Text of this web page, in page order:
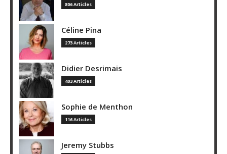
806 Articles
Céline Pina
273 Articles
Didier Desrimais
403 Articles
Sophie de Menthon
116 Articles
Jeremy Stubbs